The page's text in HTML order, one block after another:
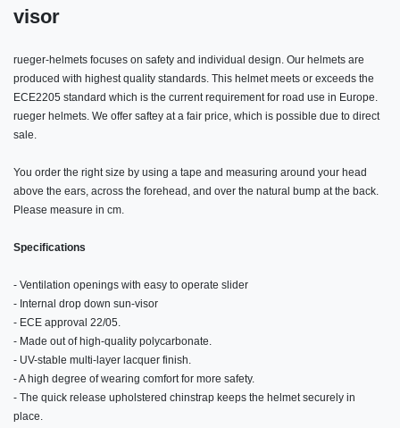
visor
rueger-helmets focuses on safety and individual design. Our helmets are
produced with highest quality standards. This helmet meets or exceeds the
ECE2205 standard which is the current requirement for road use in Europe.
rueger helmets. We offer saftey at a fair price, which is possible due to direct
sale.
You order the right size by using a tape and measuring around your head
above the ears, across the forehead, and over the natural bump at the back.
Please measure in cm.
Specifications
- Ventilation openings with easy to operate slider
- Internal drop down sun-visor
- ECE approval 22/05.
- Made out of high-quality polycarbonate.
- UV-stable multi-layer lacquer finish.
- A high degree of wearing comfort for more safety.
- The quick release upholstered chinstrap keeps the helmet securely in
place.